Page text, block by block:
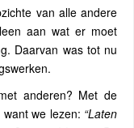
van alle andere
aan wat er moet
Daarvan was tot nu
anderen? Met de
we lezen: “Laten